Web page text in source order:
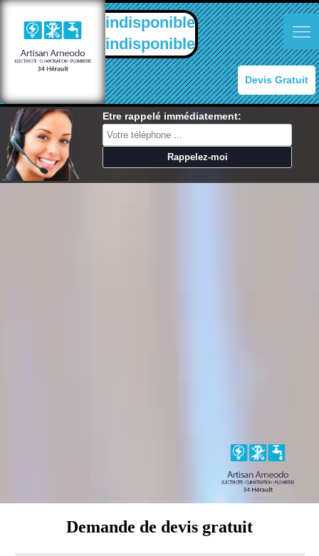
indisponible
indisponible
Devis Gratuit
Etre rappelé immédiatement:
Demande de devis gratuit